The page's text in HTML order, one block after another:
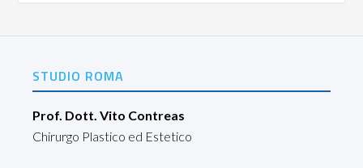
STUDIO ROMA
Prof. Dott. Vito Contreas
Chirurgo Plastico ed Estetico